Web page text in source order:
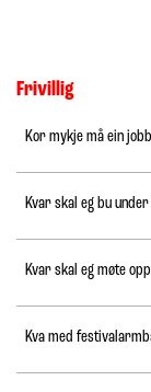
Frivillig
Kor mykje må ein
Kvar skal eg bu
Kvar skal eg møte
Kva med